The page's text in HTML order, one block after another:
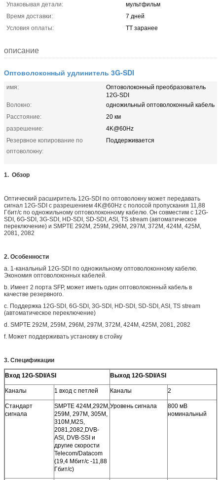
Упаковывая детали:
мультфильм
Время доставки:
7 дней
Условия оплаты:
TT заранее
описание
Оптоволоконный удлинитель 3G-SDI
имя:
Оптоволоконный преобразователь
12G-SDI
Волокно:
одножильный оптоволоконный кабель
Расстояние:
20 км
разрешение:
4K@60Hz
Резервное копирование по
оптоволокну:
Поддерживается
1. Обзор
Оптический расширитель 12G-SDI по оптоволокну может передавать
сигнал 12G-SDI с разрешением 4K@60Hz с полосой пропускания 11,88
Гбит/с по одножильному оптоволоконному кабелю. Он совместим с 12G-
SDI, 6G-SDI, 3G-SDI, HD-SDI, SD-SDI, ASI, TS stream (автоматическое
переключение) и SMPTE 292M, 259M, 296M, 297M, 372M, 424M, 425M,
2081, 2082
2. Особенности
a. 1-канальный 12G-SDI по одножильному оптоволоконному кабелю.
Экономия оптоволоконных кабелей.
b. Имеет 2 порта SFP, может иметь один оптоволоконный кабель в
качестве резервного.
c. Поддержка 12G-SDI, 6G-SDI, 3G-SDI, HD-SDI, SD-SDI, ASI, TS stream
(автоматическое переключение)
d. SMPTE 292M, 259M, 296M, 297M, 372M, 424M, 425M, 2081, 2082
f. Может поддерживать установку в стойку
3. Спецификации
Вход 12G-SDI/ASI Выход 12G-SDI/ASI
Каналы 1 вход с петлей Каналы 2
Стандарт
сигнала
SMPTE 424M,292M,
259M, 297M, 305M,
310M,M2S,
2081,2082,DVB-
ASI, DVB-SSI и
другие скорости
Telecom/Datacom
(19,4 Мбит/с -11,88
Гбит/с)
Уровень сигнала
800 мВ
номинальный